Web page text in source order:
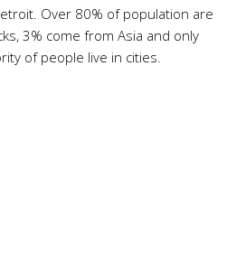
Over 80% of population are
3% come from Asia and only
of people live in cities.